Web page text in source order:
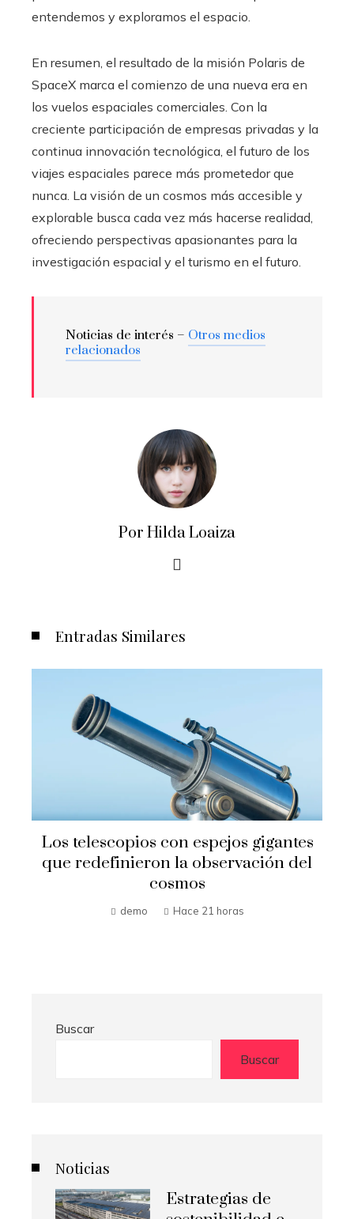
entendemos y exploramos el espacio.
En resumen, el resultado de la misión Polaris de
SpaceX marca el comienzo de una nueva era en
los vuelos espaciales comerciales. Con la
creciente participación de empresas privadas y la
continua innovación tecnológica, el futuro de los
viajes espaciales parece más prometedor que
nunca. La visión de un cosmos más accesible y
explorable busca cada vez más hacerse realidad,
ofreciendo perspectivas apasionantes para la
investigación espacial y el turismo en el futuro.
Noticias de interés – Otros medios
relacionados
Por Hilda Loaiza
Entradas Similares
Los telescopios con espejos gigantes
que redefinieron la observación del
cosmos
demo Hace 21 horas
Buscar
Buscar
Noticias
Estrategias de